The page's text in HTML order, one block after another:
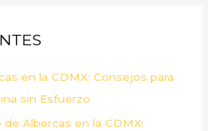
en la CDMX: Consejos para
sin Esfuerzo
Albercas en la CDMX: